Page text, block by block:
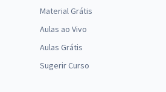
Material Grátis
Aulas ao Vivo
Aulas Grátis
Sugerir Curso